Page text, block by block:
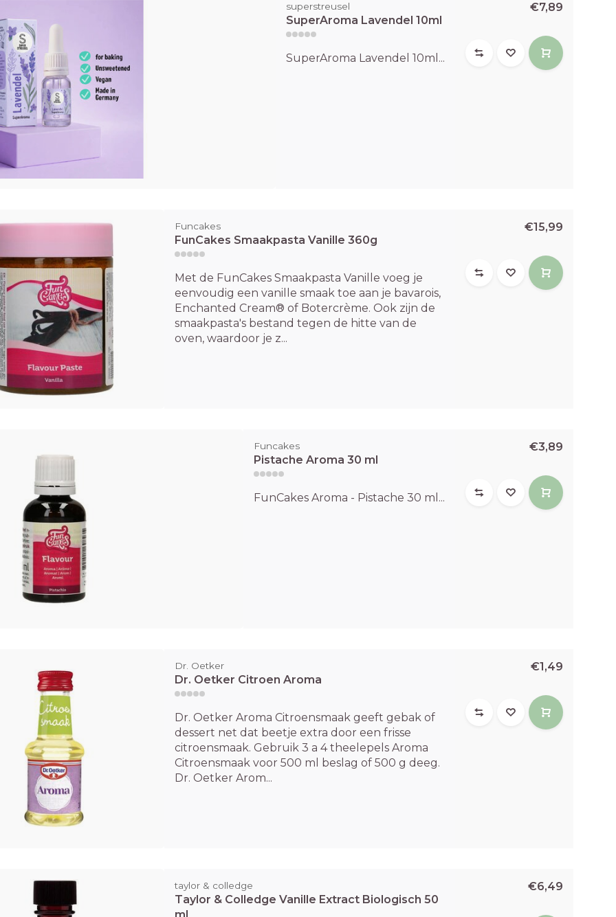
superstreusel
SuperAroma Lavendel 10ml
SuperAroma Lavendel 10ml...
€7,89
Funcakes
FunCakes Smaakpasta Vanille 360g
Met de FunCakes Smaakpasta Vanille voeg je
eenvoudig een vanille smaak toe aan je bavarois,
Enchanted Cream® of Botercrème. Ook zijn de
smaakpasta's bestand tegen de hitte van de
oven, waardoor je z...
€15,99
Funcakes
Pistache Aroma 30 ml
FunCakes Aroma - Pistache 30 ml...
€3,89
Dr. Oetker
Dr. Oetker Citroen Aroma
Dr. Oetker Aroma Citroensmaak geeft gebak of
dessert net dat beetje extra door een frisse
citroensmaak. Gebruik 3 a 4 theelepels Aroma
Citroensmaak voor 500 ml beslag of 500 g deeg.
Dr. Oetker Arom...
€1,49
taylor & colledge
Taylor & Colledge Vanille Extract Biologisch 50
€6,49